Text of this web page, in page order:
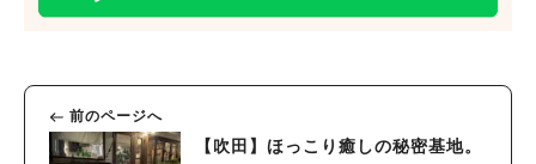
前のページへ
【吹田】ほっこり癒しの秘密基地。